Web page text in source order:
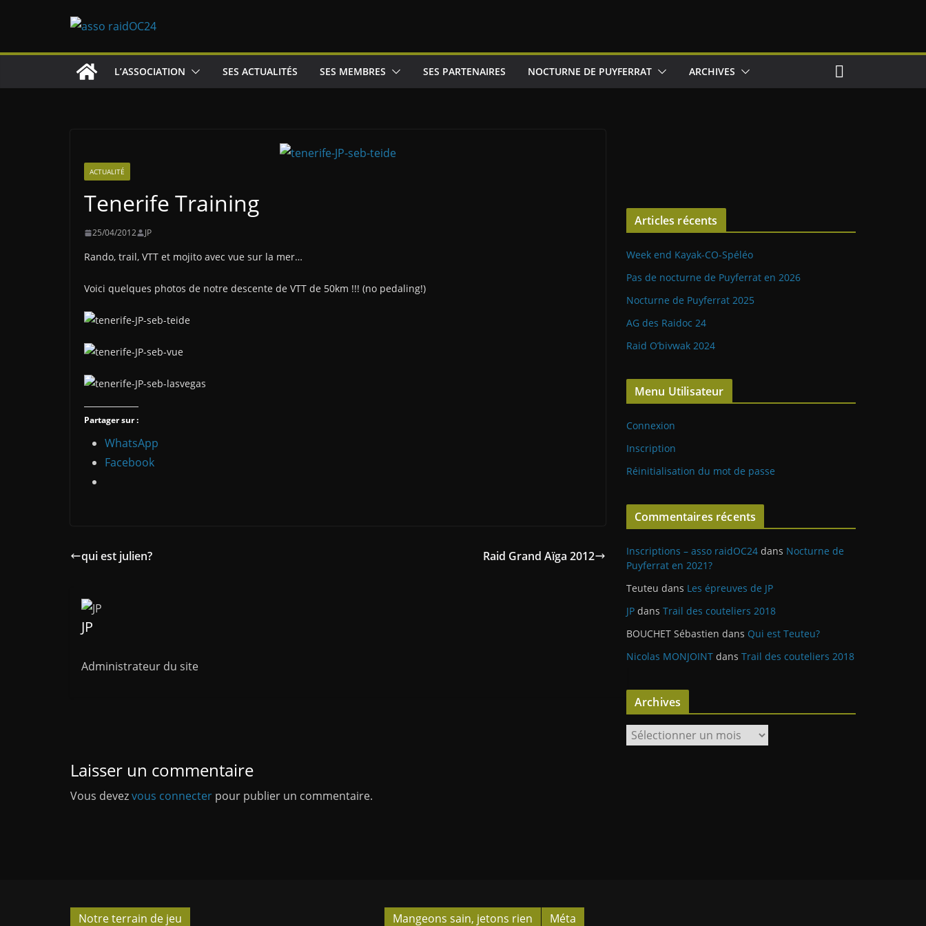
L’ASSOCIATION SES ACTUALITÉS SES MEMBRES SES PARTENAIRES NOCTURNE DE PUYFERRAT ARCHIVES
ACTUALITÉ
Tenerife Training
25/04/2012 JP
Rando, trail, VTT et mojito avec vue sur la mer…
Voici quelques photos de notre descente de VTT de 50km !!! (no pedaling!)
Partager sur :
WhatsApp
Facebook
qui est julien? Raid Grand Aïga 2012
JP
Administrateur du site
Laisser un commentaire
Vous devezvous connecter pour publier un commentaire.
Articles récents
Week end Kayak-CO-Spéléo
Pas de nocturne de Puyferrat en 2026
Nocturne de Puyferrat 2025
AG des Raidoc 24
Raid O’bivwak 2024
Menu Utilisateur
Connexion
Inscription
Réinitialisation du mot de passe
Commentaires récents
Inscriptions – asso raidOC24 dans Nocturne de
Puyferrat en 2021?
Teuteu dans Les épreuves de JP
JP dans Trail des couteliers 2018
BOUCHET Sébastien dans Qui est Teuteu?
Nicolas MONJOINT dans Trail des couteliers 2018
Archives
r
Notre terrain de jeu Mangeons sain, jetons rien Méta